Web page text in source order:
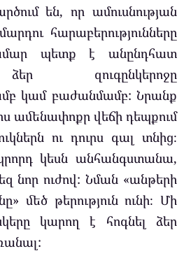
են, որ ամուսնության
հարաբերությունները
պետք է անընդհատ
զուգընկերոջը
կամ բաժանմամբ: Նրանք
ամենափոքր վեճի դեպքում
ու դուրս գալ տնից։
կեսն անհանգստանա,
նոր ուժով: Նման «անթերի
մեծ թերություն ունի։ Մի
կարող է հոգնել ձեր